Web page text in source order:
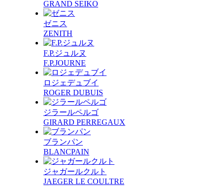
GRAND SEIKO
ゼニス
ZENITH
F.P.ジュルヌ
F.P.JOURNE
ロジェデュブイ
ROGER DUBUIS
ジラールペルゴ
GIRARD PERREGAUX
ブランパン
BLANCPAIN
ジャガールクルト
JAEGER LE COULTRE